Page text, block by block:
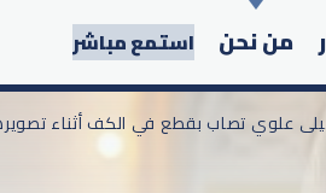
من نحن استمع مباشر
علوي تصاب بقطع في الكف أثناء